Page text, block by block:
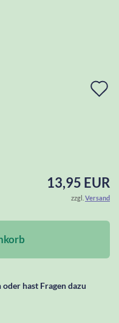
13,95 EUR
zzgl. Versand
hast Fragen dazu